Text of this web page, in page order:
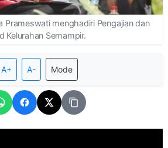
Prameswati menghadiri Pengajian dan
Kelurahan Semampir.
A+ A- Mode